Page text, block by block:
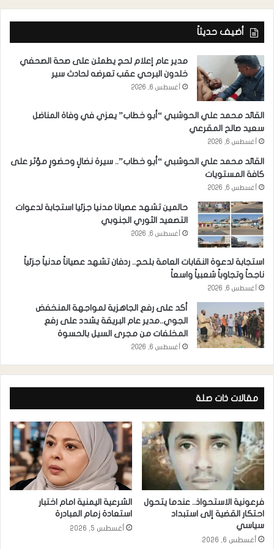
أضيف حديثاً
مدير عام إعلام لحج يطمئن على صحة الصحفي
خلدون البرحي عقب تعرضه لحادث سير
أغسطس 6, 2026
القائد محمد علي الحوشبي “أبو خطاب” يعزي في وفاة المناضل
سعيد صالح المقرعي
أغسطس 6, 2026
القائد محمد علي الحوشبي “أبو خطاب”.. سيرة نضالٍ وحضورٍ مؤثر على
كافة المستويات
أغسطس 6, 2026
حالمين تشهد عصيانا مدنيا جزئيا استجابة لدعوات
التصعيد الثوري الجنوبي
أغسطس 6, 2026
استجابة لدعوة النقابات العامة بلحج.. ردفان تشهد عصياناً مدنياً جزئياً
ناجحاً وتجاوباً شعبياً واسعاً
أغسطس 6, 2026
أكد على رفع الجاهزية لمواجهة المنخفض
الجوي..مدير عام البريقة يشدد على رفع
المخلفات من مجرى السيل بالحسوة
أغسطس 6, 2026
مقالات ذات صلة
فرعونية الاستحواذ.. عندما يتحول
احتكار القضية إلى استبداد
سياسي
أغسطس 6, 2026
الشرعية اليمنية امام اختبار
استعادة زمام المبادرة
أغسطس 5, 2026